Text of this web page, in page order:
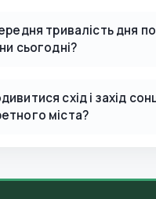
тривалість дня
сьогодні?
схід і захід
міста?